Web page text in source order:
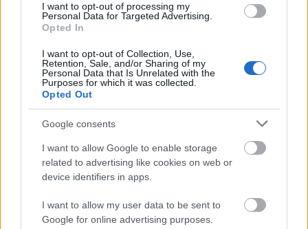
I want to opt-out of processing my
Personal Data for Targeted Advertising.
Opted In
I want to opt-out of Collection, Use,
Retention, Sale, and/or Sharing of my
Personal Data that Is Unrelated with the
Purposes for which it was collected.
Opted Out
Google consents
I want to allow Google to enable storage
related to advertising like cookies on web or
device identifiers in apps.
I want to allow my user data to be sent to
Google for online advertising purposes.
ΔΥΠΑ: 1.000 προσλήψεις με μισθό έως
1.250€ - Πού θα κάνετε αίτηση
ΑΣΕΠ - Προσλήψεις αναπληρωτών:
Βγαίνουν τα προσωρινά αποτελέσματα
(1ΓΕ και 2ΓΕ/2026)